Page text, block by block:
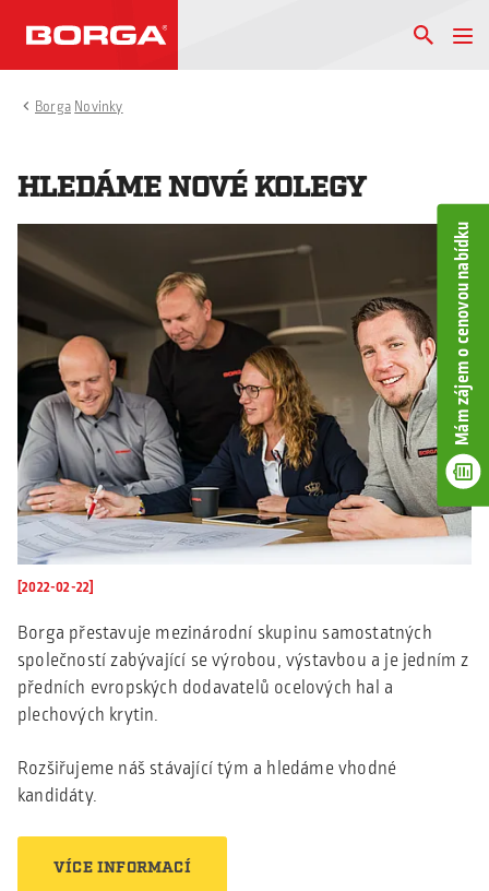
Mám zájem o cenovou nabídku
Borga Novinky
HLEDÁME NOVÉ KOLEGY
[2022-02-22]
Borga přestavuje mezinárodní skupinu samostatných
společností zabývající se výrobou, výstavbou a je jedním z
předních evropských dodavatelů ocelových hal a
plechových krytin.
Rozšiřujeme náš stávající tým a hledáme vhodné
kandidáty.
VÍCE INFORMACÍ